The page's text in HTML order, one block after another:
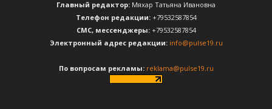
Главный редактор: Мяхар Татьяна Ивановна
Телефон редакции:+79532587854
CМС, мессенджеры:+79532587854
Электронный адрес редакции: info@pulse19.ru
По вопросам рекламы: reklama@pulse19.ru